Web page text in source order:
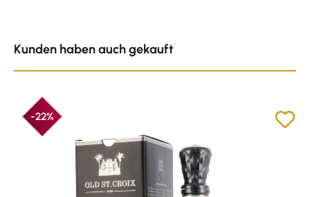
Kunden haben auch gekauft
-22%